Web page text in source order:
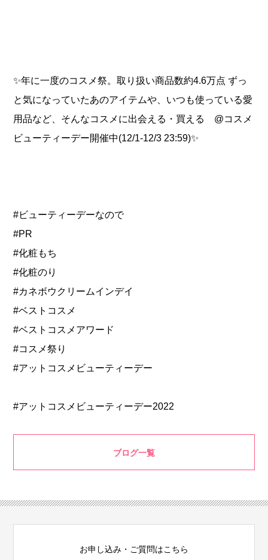
✨年に一度のコスメ祭。取り扱い商品数約4.6万点 ずっ
と気になっていたあのアイテムや、いつも使っている愛
用品など、そんなコスメに出会える・買える @コスメ
ビューティーデー開催中(12/1-12/3 23:59)✨
#ビューティーデーなので
#PR
#化粧もち
#化粧のり
#カネボウクリームインデイ
#ベストコスメ
#ベストコスメアワード
#コスメ祭り
#アットコスメビューティーデー
#アットコスメビューティーデー2022
ブログ一覧
お申し込み・ご質問はこちら